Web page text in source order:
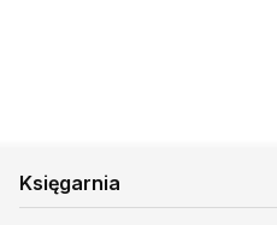
Księgarnia